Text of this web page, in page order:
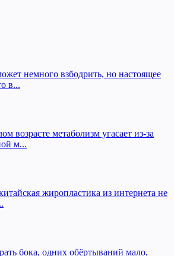
немного взбодрить, но настоящее
в...
возрасте метаболизм угасает из-за
м...
жиропластика из интернета не
бока, одних обёртываний мало,